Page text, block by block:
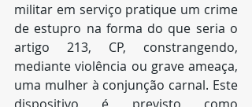
militar em serviço pratique um crime
de estupro na forma do que seria o
artigo 213, CP, constrangendo,
mediante violência ou grave ameaça,
uma mulher à conjunção carnal. Este